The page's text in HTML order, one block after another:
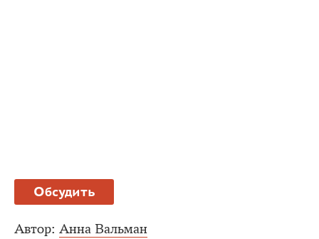
Обсудить
Автор: Анна Вальман